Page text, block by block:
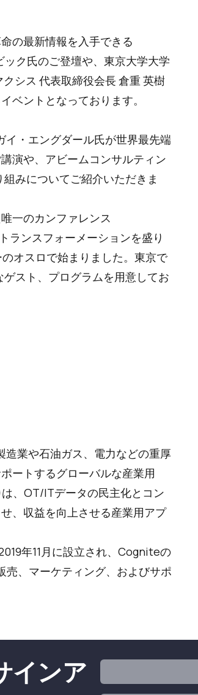
の最新情報を入手できる
ク氏のご登壇や、東京大学大学
シス 代表取締役会長 倉重 英樹
ベントとなっております。
・エングダール氏が世界最先端
演や、アビームコンサルティン
みについてご紹介いただきま
一のカンファレンス
ランスフォーメーションを盛り
オスロで始まりました。東京で
スト、プログラムを用意してお
業や石油ガス、電力などの重厚
ートするグローバルな産業用
、OT/ITデータの民主化とコン
、収益を向上させる産業用アプ
年11月に設立され、Cogniteの
、マーケティング、およびサポ
インア